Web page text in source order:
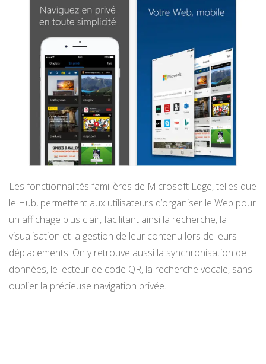
Les fonctionnalités familières de Microsoft Edge, telles que
le Hub, permettent aux utilisateurs d’organiser le Web pour
un affichage plus clair, facilitant ainsi la recherche, la
visualisation et la gestion de leur contenu lors de leurs
déplacements. On y retrouve aussi la synchronisation de
données, le lecteur de code QR, la recherche vocale, sans
oublier la précieuse navigation privée.